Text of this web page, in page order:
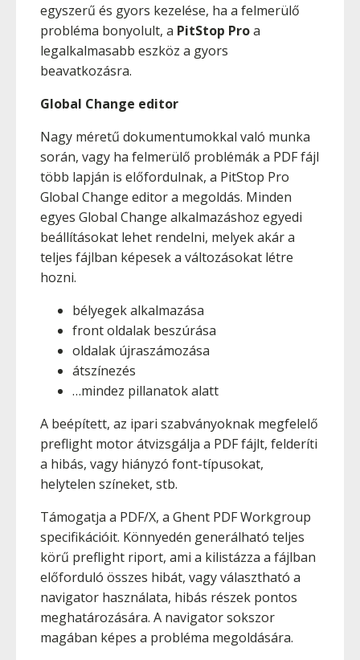
egyszerű és gyors kezelése, ha a felmerülő
probléma bonyolult, a PitStop Proa
legalkalmasabb eszköz a gyors
beavatkozásra.
Global Change editor
Nagy méretű dokumentumokkal való munka
során, vagy ha felmerülő problémák a PDF fájl
több lapján is előfordulnak, a PitStop Pro
Global Change editor a megoldás. Minden
egyes Global Change alkalmazáshoz egyedi
beállításokat lehet rendelni, melyek akár a
teljes fájlban képesek a változásokat létre
hozni.
bélyegek alkalmazása
front oldalak beszúrása
oldalak újraszámozása
átszínezés
…mindez pillanatok alatt
A beépített, az ipari szabványoknak megfelelő
preflight motor átvizsgálja a PDF fájlt, felderíti
a hibás, vagy hiányzó font-típusokat,
helytelen színeket, stb.
Támogatja a PDF/X, a Ghent PDF Workgroup
specifikációit. Könnyedén generálható teljes
körű preflight riport, ami a kilistázza a fájlban
előforduló összes hibát, vagy választható a
navigator használata, hibás részek pontos
meghatározására. A navigator sokszor
magában képes a probléma megoldására.